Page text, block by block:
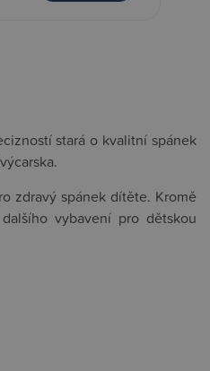
stará o kvalitní spánek
zdravý spánek dítěte. Kromě
vybavení pro dětskou